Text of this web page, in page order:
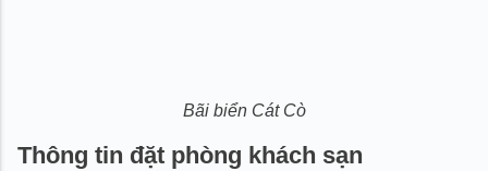
Bãi biển Cát Cò
Thông tin đặt phòng khách sạn